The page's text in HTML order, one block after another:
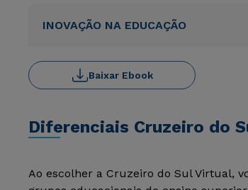
INOVAÇÃO NA EDUCAÇÃO
Baixar Ebook
Diferenciais Cruzeiro do
Ao escolher a Cruzeiro do Sul Virtual,